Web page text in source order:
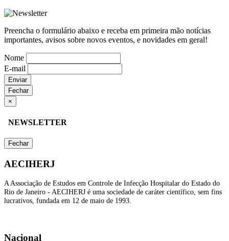
Preencha o formulário abaixo e receba em primeira mão notícias
importantes, avisos sobre novos eventos, e novidades em geral!
Nome
E-mail
Enviar
Fechar
×
NEWSLETTER
Fechar
AECIHERJ
A Associação de Estudos em Controle de Infecção Hospitalar do Estado do
Rio de Janeiro - AECIHERJ é uma sociedade de caráter científico, sem fins
lucrativos, fundada em 12 de maio de 1993.
Nacional